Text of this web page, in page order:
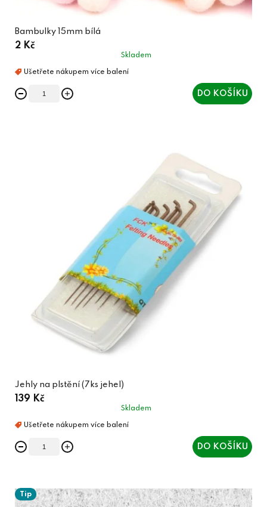
Bambulky 15mm bílá
2 Kč
Skladem
DO KOŠÍKU
Jehly na plstění (7ks jehel)
139 Kč
Skladem
DO KOŠÍKU
Tip